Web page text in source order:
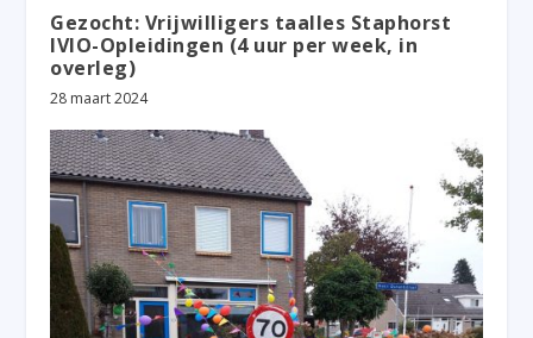
Gezocht: Vrijwilligers taalles Staphorst
IVIO-Opleidingen (4 uur per week, in
overleg)
28 maart 2024